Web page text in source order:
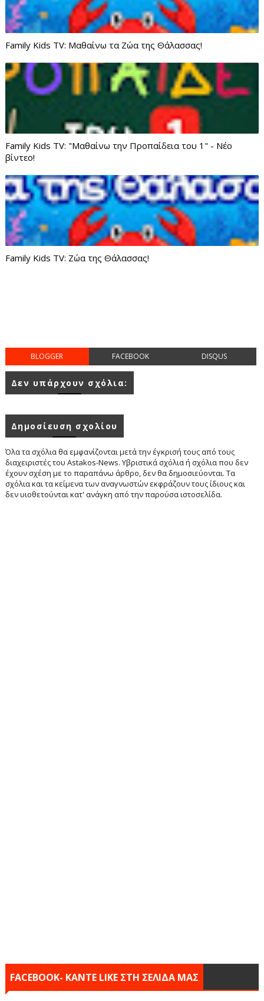
Family Kids TV: Μαθαίνω τα Ζώα της Θάλασσας!
Family Kids TV: "Μαθαίνω την Προπαίδεια του 1" - Νέο
βίντεο!
Family Kids TV: Ζώα της Θάλασσας!
BLOGGER FACEBOOK DISQUS
Δεν υπάρχουν σχόλια:
Δημοσίευση σχολίου
Όλα τα σχόλια θα εμφανίζονται μετά την έγκρισή τους από τους
διαχειριστές του Astakos-News. Υβριστικά σχόλια ή σχόλια που δεν
έχουν σχέση με το παραπάνω άρθρο, δεν θα δημοσιεύονται. Τα
σχόλια και τα κείμενα των αναγνωστών εκφράζουν τους ίδιους και
δεν υιοθετούνται κατ' ανάγκη από την παρούσα ιστοσελίδα.
FACEBOOK- KANTE LIKE ΣΤΗ ΣΕΛΙΔΑ ΜΑΣ